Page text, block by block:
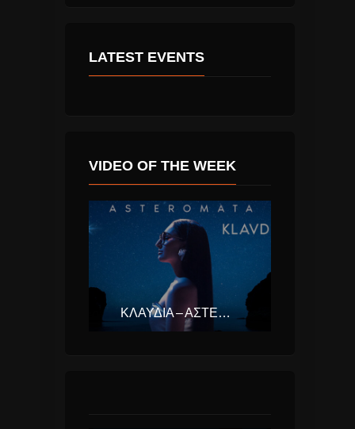
LATEST EVENTS
VIDEO OF THE WEEK
ΚΛΑΥΔΊΑ – ΑΣΤΕΡΟΜΆΤΑ (EUROVISION ΕΛΛΆΔΑ 2025)